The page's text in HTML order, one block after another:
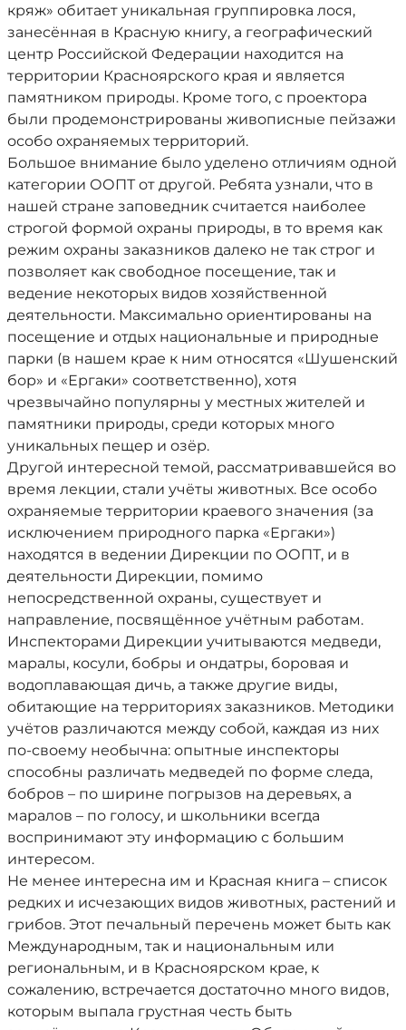
кряж» обитает уникальная группировка лося,
занесённая в Красную книгу, а географический
центр Российской Федерации находится на
территории Красноярского края и является
памятником природы. Кроме того, с проектора
были продемонстрированы живописные пейзажи
особо охраняемых территорий.
Большое внимание было уделено отличиям одной
категории ООПТ от другой. Ребята узнали, что в
нашей стране заповедник считается наиболее
строгой формой охраны природы, в то время как
режим охраны заказников далеко не так строг и
позволяет как свободное посещение, так и
ведение некоторых видов хозяйственной
деятельности. Максимально ориентированы на
посещение и отдых национальные и природные
парки (в нашем крае к ним относятся «Шушенский
бор» и «Ергаки» соответственно), хотя
чрезвычайно популярны у местных жителей и
памятники природы, среди которых много
уникальных пещер и озёр.
Другой интересной темой, рассматривавшейся во
время лекции, стали учёты животных. Все особо
охраняемые территории краевого значения (за
исключением природного парка «Ергаки»)
находятся в ведении Дирекции по ООПТ, и в
деятельности Дирекции, помимо
непосредственной охраны, существует и
направление, посвящённое учётным работам.
Инспекторами Дирекции учитываются медведи,
маралы, косули, бобры и ондатры, боровая и
водоплавающая дичь, а также другие виды,
обитающие на территориях заказников. Методики
учётов различаются между собой, каждая из них
по-своему необычна: опытные инспекторы
способны различать медведей по форме следа,
бобров – по ширине погрызов на деревьях, а
маралов – по голосу, и школьники всегда
воспринимают эту информацию с большим
интересом.
Не менее интересна им и Красная книга – список
редких и исчезающих видов животных, растений и
грибов. Этот печальный перечень может быть как
Международным, так и национальным или
региональным, и в Красноярском крае, к
сожалению, встречается достаточно много видов,
которым выпала грустная честь быть